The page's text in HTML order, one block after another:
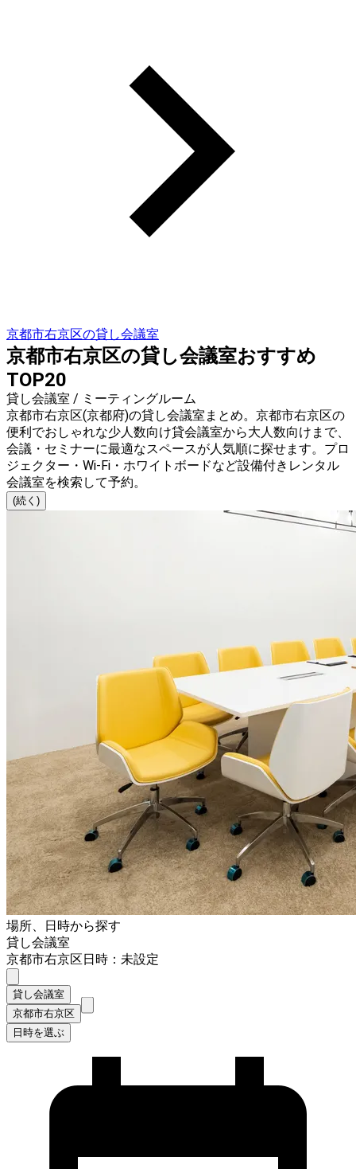
京都市右京区の貸し会議室
京都市右京区の貸し会議室おすすめ
TOP20
貸し会議室 / ミーティングルーム
京都市右京区(京都府)の貸し会議室まとめ。京都市右京区の
便利でおしゃれな少人数向け貸会議室から大人数向けまで、
会議・セミナーに最適なスペースが人気順に探せます。プロ
ジェクター・Wi-Fi・ホワイトボードなど設備付きレンタル
会議室を検索して予約。
(続く)
場所、日時から探す
貸し会議室
京都市右京区日時：未設定
貸し会議室
京都市右京区
日時を選ぶ